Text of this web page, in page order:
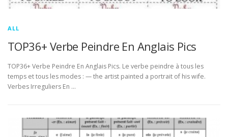
ALL
TOP36+ Verbe Peindre En Anglais Pics
TOP36+ Verbe Peindre En Anglais Pics. Le verbe peindre à tous les
temps et tous les modes : — the artist painted a portrait of his wife.
Verbes Irreguliers En …